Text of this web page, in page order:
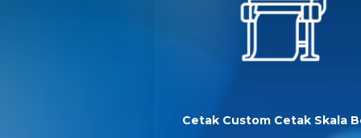
Cetak Custom Cetak Skala